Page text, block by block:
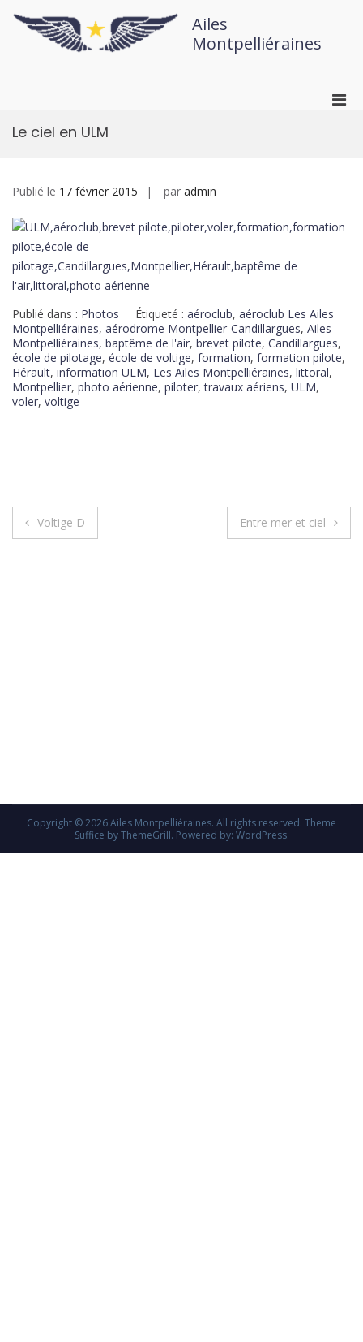
Ailes
Montpelliéraines
Le ciel en ULM
Publié le 17 février 2015 par admin
Publié dans : Photos Étiqueté : aéroclub, aéroclub Les Ailes
Montpelliéraines, aérodrome Montpellier-Candillargues, Ailes
Montpelliéraines, baptême de l'air, brevet pilote, Candillargues,
école de pilotage, école de voltige, formation, formation pilote,
Hérault, information ULM, Les Ailes Montpelliéraines, littoral,
Montpellier, photo aérienne, piloter,travaux aériens, ULM,
voler, voltige
Voltige D Entre mer et ciel
Copyright © 2026Ailes Montpelliéraines. All rights reserved. Theme
Suffice by ThemeGrill. Powered by: WordPress.